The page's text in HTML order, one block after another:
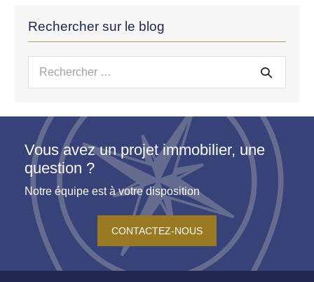
Rechercher sur le blog
Recherche
Vous avez un projet immobilier, une
question ?
Notre équipe est à votre disposition
CONTACTEZ-NOUS